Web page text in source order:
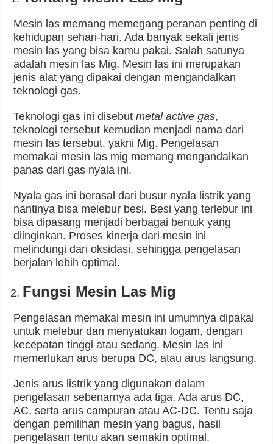
Mesin las memang memegang peranan penting di
kehidupan sehari-hari. Ada banyak sekali jenis
mesin las yang bisa kamu pakai. Salah satunya
adalah mesin las Mig. Mesin las ini merupakan
jenis alat yang dipakai dengan mengandalkan
teknologi gas.
Teknologi gas ini disebutmetal active gas,
teknologi tersebut kemudian menjadi nama dari
mesin las tersebut, yakni Mig. Pengelasan
memakai mesin las mig memang mengandalkan
panas dari gas nyala ini.
Nyala gas ini berasal dari busur nyala listrik yang
nantinya bisa melebur besi. Besi yang terlebur ini
bisa dipasang menjadi berbagai bentuk yang
diinginkan. Proses kinerja dari mesin ini
melindungi dari oksidasi, sehingga pengelasan
berjalan lebih optimal.
Fungsi Mesin Las Mig
Pengelasan memakai mesin ini umumnya dipakai
untuk melebur dan menyatukan logam, dengan
kecepatan tinggi atau sedang. Mesin las ini
memerlukan arus berupa DC, atau arus langsung.
Jenis arus listrik yang digunakan dalam
pengelasan sebenarnya ada tiga. Ada arus DC,
AC, serta arus campuran atau AC-DC. Tentu saja
dengan pemilihan mesin yang bagus, hasil
pengelasan tentu akan semakin optimal.